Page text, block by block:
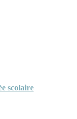
scolaire